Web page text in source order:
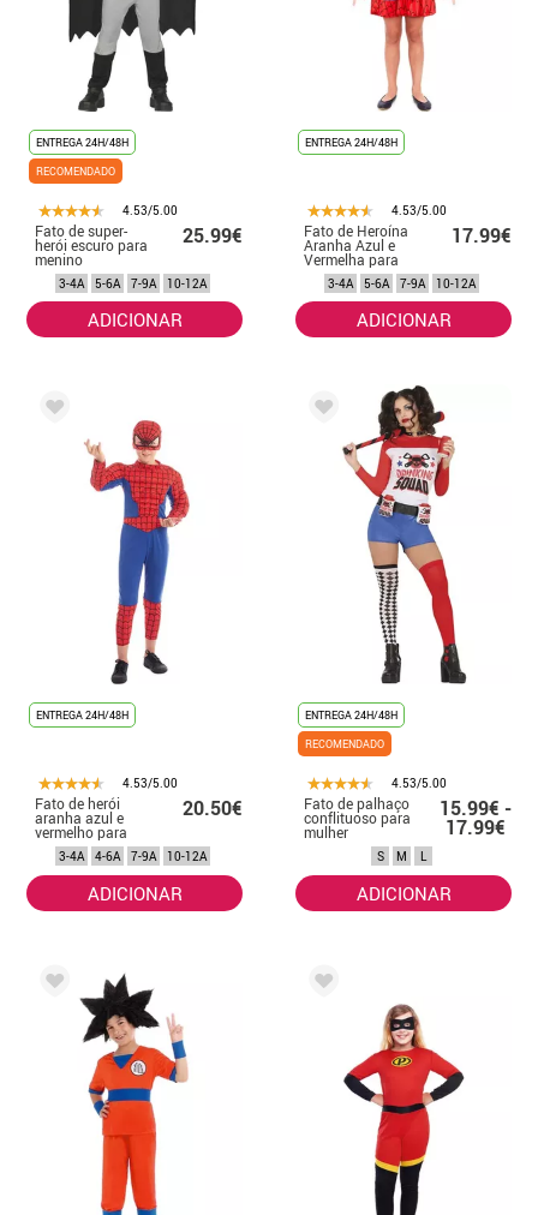
ENTREGA 24H/48H
RECOMENDADO
4.53/5.00
Fato de super-
herói escuro para
menino
25.99€
3-4A 5-6A 7-9A 10-12A
ADICIONAR
ENTREGA 24H/48H
4.53/5.00
Fato de Heroína
Aranha Azul e
Vermelha para
Menina
17.99€
3-4A 5-6A 7-9A 10-12A
ADICIONAR
ENTREGA 24H/48H
4.53/5.00
Fato de herói
aranha azul e
vermelho para
menino
20.50€
3-4A 4-6A 7-9A 10-12A
ADICIONAR
ENTREGA 24H/48H
RECOMENDADO
4.53/5.00
Fato de palhaço
conflituoso para
mulher
15.99€ -
17.99€
S M L
ADICIONAR